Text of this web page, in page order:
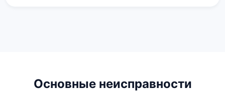
Основные неисправности